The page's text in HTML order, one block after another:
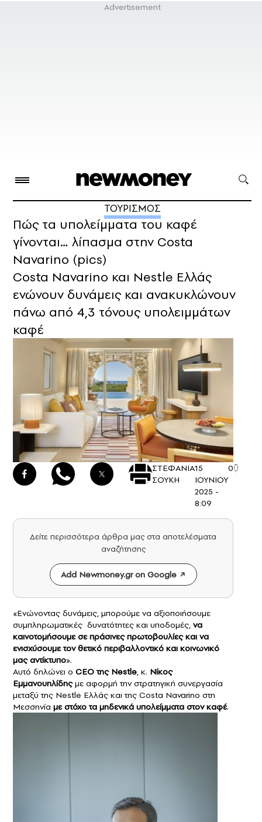
ΤΟΥΡΙΣΜΟΣ
Πώς τα υπολείμματα του καφέ
γίνονται… λίπασμα στην Costa
Navarino (pics)
Costa Navarino και Nestle Eλλάς
ενώνουν δυνάμεις και ανακυκλώνουν
πάνω από 4,3 τόνους υπολειμμάτων
καφέ
ΣΤΕΦΑΝΙΑ
ΣΟΥΚΗ
15
ΙΟΥΝΙΟΥ
2025 -
8:09
0
Δείτε περισσότερα άρθρα μας στα αποτελέσματα
αναζήτησης
Add Newmoney.gr on Google
«Ενώνοντας δυνάμεις, μπορούμε να αξιοποιήσουμε
συμπληρωματικές δυνατότητες και υποδομές, να
καινοτομήσουμε σε πράσινες πρωτοβουλίες και να
ενισχύσουμε τον θετικό περιβαλλοντικό και κοινωνικό
μας αντίκτυπο».
Αυτό δηλώνει ο CEO της Nestle, κ. Νίκος
Εμμανουηλίδηςμε αφορμή την στρατηγική συνεργασία
μεταξύ της Nestle Ελλάς και της Costa Navarino στη
Μεσσηνία με στόχο τα μηδενικά υπολείμματα στονκαφέ.